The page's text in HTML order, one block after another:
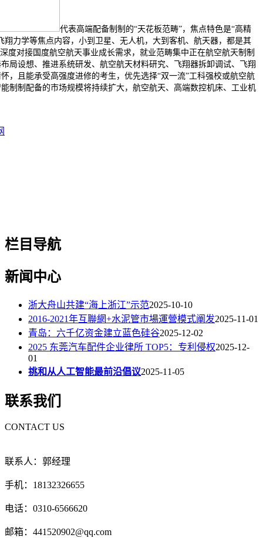
代表高端配备制制的“天花板范畴”，焦点特色是“高精
力学等焦点内容，小到卫星、无人机，大到客机、航天器，都是其
度对接国度航空航天事业成长需求，就业范畴集中正在航空航天制制
局设想、推进系统研发、航空航天材料研究、飞翔器拆卸调试、飞翔
，且能承受高强度进修的考生，优先选择“双一流”工科强校或航空航
制制配备的市场规模将持续扩大，航空航天、高端数控机床、工业机
栏目导航
新闻中心
浙大舟山共建“海上浙江”示范2025-10-10
2016-2021年互聯網+水泥管市場運營模式阐发2025-11-01
青岛：六千亿资金建立蓝色硅谷2025-12-02
2025 东莞汽车配件企业律所 TOP5：专利侵权2025-12-
01
挑和从人工智能最前沿倡议2025-11-05
联系我们
CONTACT US
联系人：郭经理
手机：18132326655
电话：0310-6566620
邮箱：441520902@qq.com